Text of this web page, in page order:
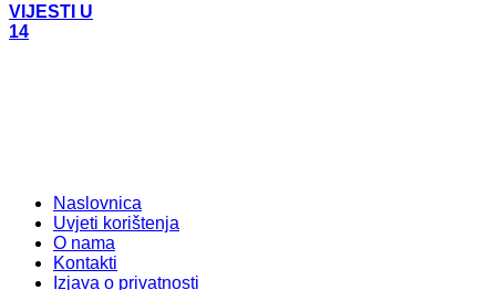
VIJESTI U
14
Naslovnica
Uvjeti korištenja
O nama
Kontakti
Izjava o privatnosti